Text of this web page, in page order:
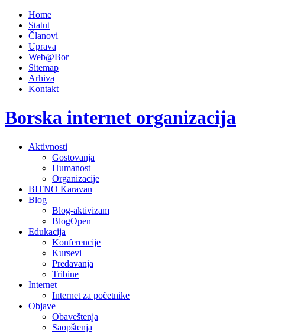
Home
Statut
Članovi
Uprava
Web@Bor
Sitemap
Arhiva
Kontakt
Borska internet organizacija
Aktivnosti
Gostovanja
Humanost
Organizacije
BITNO Karavan
Blog
Blog-aktivizam
BlogOpen
Edukacija
Konferencije
Kursevi
Predavanja
Tribine
Internet
Internet za početnike
Objave
Obaveštenja
Saopštenja